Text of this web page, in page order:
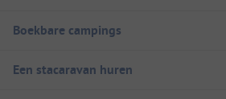
Boekbare campings
Een stacaravan huren